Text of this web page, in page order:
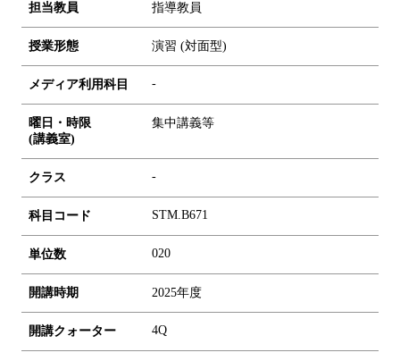
担当教員 指導教員
授業形態 演習 (対面型)
メディア利用科目 -
曜日・時限
(講義室)
集中講義等
クラス -
科目コード STM.B671
単位数 020
開講時期 2025年度
開講クォーター 4Q